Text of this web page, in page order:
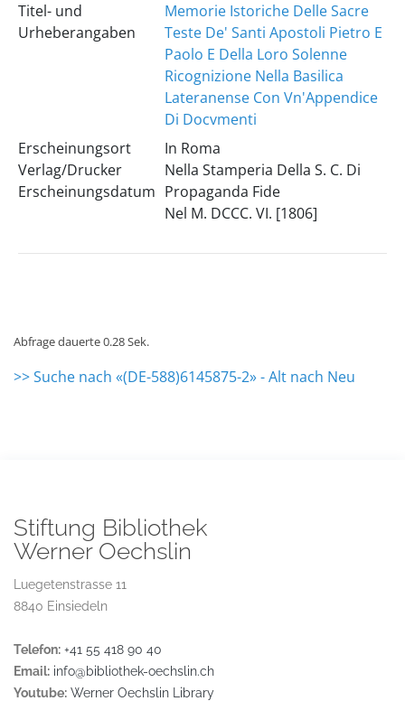
Titel- und
Urheberangaben
Memorie Istoriche Delle Sacre
Teste De' Santi Apostoli Pietro E
Paolo E Della Loro Solenne
Ricognizione Nella Basilica
Lateranense Con Vn'Appendice
Di Docvmenti
Erscheinungsort
Verlag/Drucker
Erscheinungsdatum
In Roma
Nella Stamperia Della S. C. Di
Propaganda Fide
Nel M. DCCC. VI. [1806]
Abfrage dauerte 0.28 Sek.
>> Suche nach «(DE-588)6145875-2» - Alt nach Neu
Stiftung Bibliothek
Werner Oechslin
Luegetenstrasse 11
8840 Einsiedeln
Telefon: +41 55 418 90 40
Email: info@bibliothek-oechslin.ch
Youtube: Werner Oechslin Library